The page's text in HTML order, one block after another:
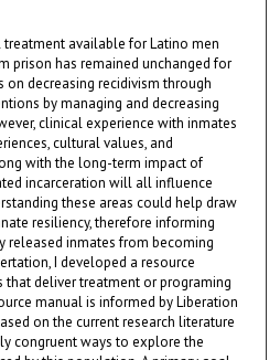
available for Latino men
prison has remained unchanged for
on decreasing recidivism through
by managing and decreasing
clinical experience with inmates
cultural values, and
with the long-term impact of
incarceration will all influence
these areas could help draw
resiliency, therefore informing
released inmates from becoming
I developed a resource
that deliver treatment or programing
manual is informed by Liberation
on the current research literature
congruent ways to explore the